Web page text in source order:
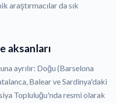
araştırmacılar da sık
aksanları
ayrılır: Doğu (Barselona
Balear ve Sardinya'daki
Topluluğu'nda resmi olarak